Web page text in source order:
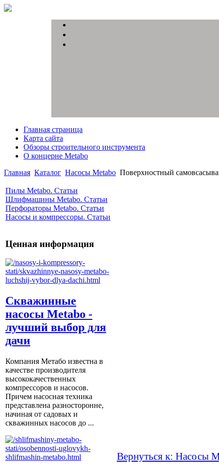
Главная страница
Карта сайта
Обзоры строительного инструмента
О концерне Metabo
Главная Каталог Насосы Metabo Поверхностный
Пилы Metabo. Статьи
Шлифмашины Metabo. Статьи
Перфораторы Metabo. Статьи
Насосы и компрессоры. Статьи
Ценная информация
Скважинные
насосы Metabo -
лучший выбор для
дачи
Компания Метабо известна в
качестве производителя
высококачественных
компрессоров и насосов.
Причем насосная техника
представлена разносторонне,
начиная от садовых и
скважинных насосов до ...
Вернуться к: Насосы